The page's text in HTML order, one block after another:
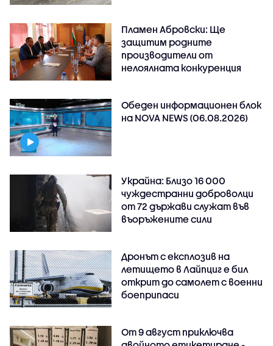
Пламен Абровски: Ще
защитим родните
производители от
нелоялната конкуренция
Обеден информационен блок
на NOVA NEWS (06.08.2026)
Украйна: Близо 16 000
чуждестранни доброволци
от 72 държави служат във
въоръжените сили
Дронът с експлозив на
летището в Лайпциг е бил
открит до самолет с военни
боеприпаси
От 9 август приключва